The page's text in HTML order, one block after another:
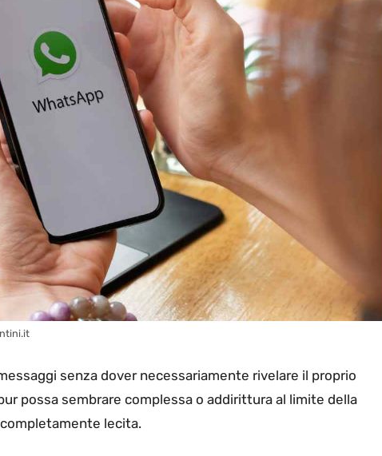
senza dover necessariamente rivelare il proprio
possa sembrare complessa o addirittura al limite della
lecita.